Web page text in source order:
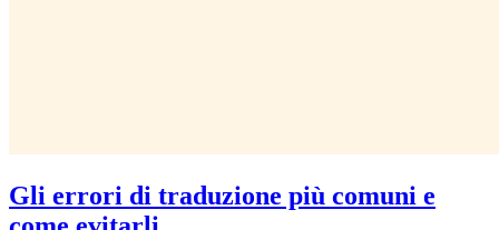
Gli errori di traduzione più comuni e